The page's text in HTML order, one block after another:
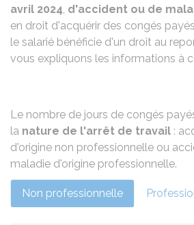
avril 2024, d'accident ou de
en droit d'acquérir des congés
le salarié bénéficie d'un droit au
vous expliquons les informations à
Le nombre de jours de congés
la nature de l'arrêt de travail :
d'origine non professionnelle ou
maladie d'origine professionnelle.
Non professionnelle